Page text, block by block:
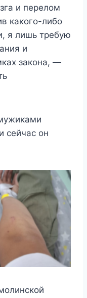
и перелом
какого-либо
я лишь требую
и
закона, —
сейчас он